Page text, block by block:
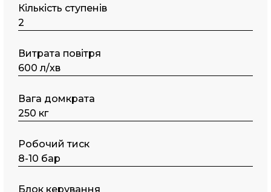
Кількість ступенів
2
Витрата повітря
600 л/хв
Вага домкрата
250 кг
Робочий тиск
8-10 бар
Блок керування